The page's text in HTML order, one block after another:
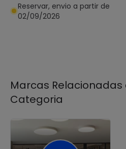
Reservar, envio a partir de
02/09/2026
Marcas Relacionadas
Categoria